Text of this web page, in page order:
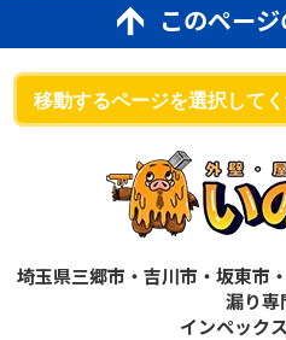
このペー
埼玉県三郷市・吉川市・坂東市
漏り専
インペック